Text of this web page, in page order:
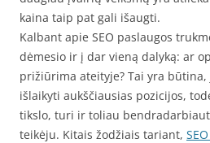
kaina taip pat gali išaugti.
Kalbant apie SEO paslaugos
dėmesio ir į dar vieną dalyką: ar
prižiūrima ateityje? Tai yra
išlaikyti aukščiausias pozicijos,
tikslo, turi ir toliau
teikėju. Kitais žodžiais tariant,